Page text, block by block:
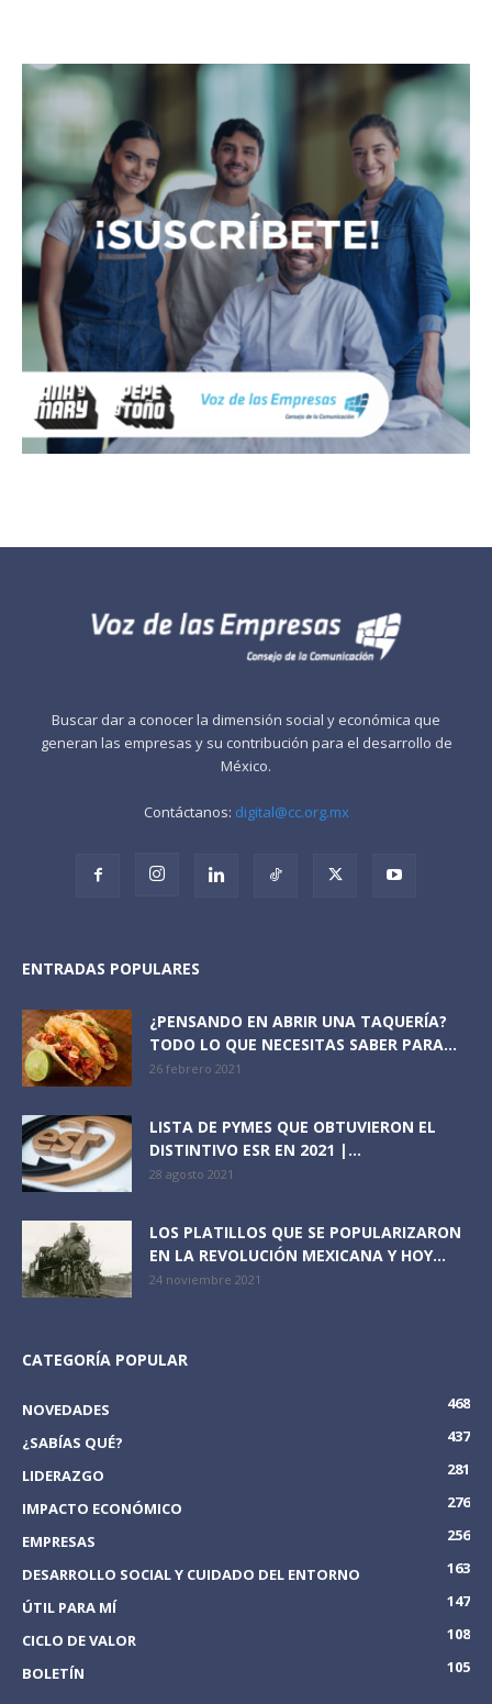
Buscar dar a conocer la dimensión social y económica que
generan las empresas y su contribución para el desarrollo de
México.
Contáctanos: digital@cc.org.mx
ENTRADAS POPULARES
¿PENSANDO EN ABRIR UNA TAQUERÍA?
TODO LO QUE NECESITAS SABER PARA...
26 febrero 2021
LISTA DE PYMES QUE OBTUVIERON EL
DISTINTIVO ESR EN 2021 |...
28 agosto 2021
LOS PLATILLOS QUE SE POPULARIZARON
EN LA REVOLUCIÓN MEXICANA Y HOY...
24 noviembre 2021
CATEGORÍA POPULAR
NOVEDADES
468
¿SABÍAS QUÉ?
437
LIDERAZGO
281
IMPACTO ECONÓMICO
276
EMPRESAS
256
DESARROLLO SOCIAL Y CUIDADO DEL ENTORNO
163
ÚTIL PARA MÍ
147
CICLO DE VALOR
108
BOLETÍN
105